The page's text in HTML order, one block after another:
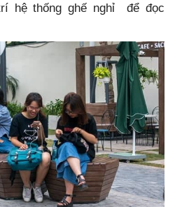
hệ thống ghế nghỉ để đọc